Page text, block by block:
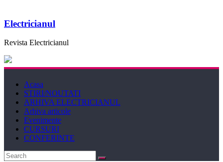
Electricianul
Revista Electricianul
Acasa
STIRI/NOUTATI
ARHIVA ELECTRICIANUL
Arhiva articole
Evenimente
CURSURI
CONFERINTE